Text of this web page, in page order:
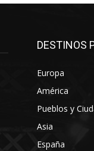
DESTINOS
Europa
América
Pueblos y
Asia
España